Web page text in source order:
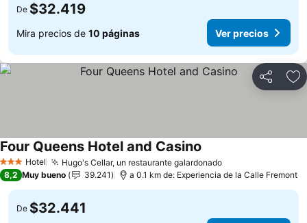
De $32.419
Mira precios de 10 páginas Ver precios
Compartir
3 Estrellas
Hotel Hugo's Cellar, un restaurante galardonadoVer precios
Four Queens Hotel and Casino
8,2 Muy bueno 39.241 a 0.1 km de: Experiencia de la Calle Fremont
De $32.441